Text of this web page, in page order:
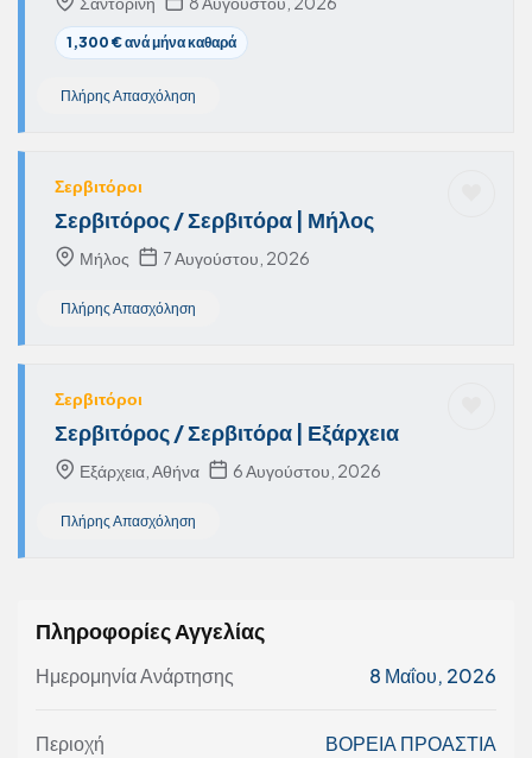
1,300 € ανά μήνα καθαρά
Πλήρης Απασχόληση
Σερβιτόροι
Σερβιτόρος / Σερβιτόρα | Μήλος
Μήλος 7 Αυγούστου, 2026
Πλήρης Απασχόληση
Σερβιτόροι
Σερβιτόρος / Σερβιτόρα | Εξάρχεια
Εξάρχεια, Αθήνα 6 Αυγούστου, 2026
Πλήρης Απασχόληση
Πληροφορίες Αγγελίας
Ημερομηνία Ανάρτησης 8 Μαΐου, 2026
Περιοχή ΒΟΡΕΙΑ ΠΡΟΑΣΤΙΑ